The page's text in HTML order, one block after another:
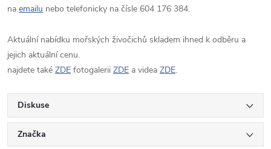
na emailu nebo telefonicky na čísle 604 176 384.
Aktuální nabídku mořských živočichů skladem ihned k odběru a
jejich aktuální cenu.
najdete také ZDE fotogalerii ZDE a videa ZDE.
Diskuse
Značka